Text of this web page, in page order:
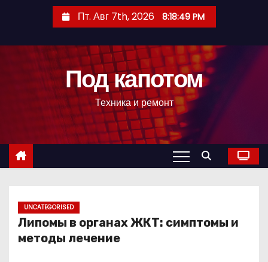
с
Пт. Авг 7th, 2026 8:18:50 PM
Под капотом
Техника и ремонт
UNCATEGORISED
Липомы в органах ЖКТ: симптомы и
методы лечение